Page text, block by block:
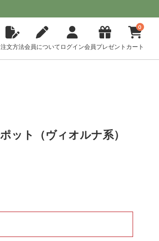
注文方法会員について ログイン会員プレゼント
0
カート
ット（ヴィオルナ系）